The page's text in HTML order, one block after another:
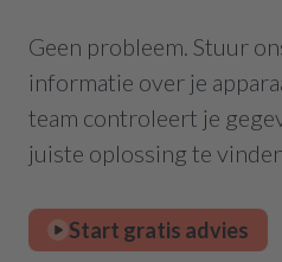
Geen probleem. Stuur
informatie over je
team controleert je
juiste oplossing te
Start gratis advies